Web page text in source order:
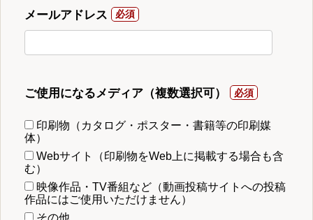
メールアドレス
ご使用になるメディア（複数選択可）
印刷物（カタログ・ポスター・書籍等の印刷媒
体）
Webサイト（印刷物をWeb上に掲載する場合も含
む）
映像作品・TV番組など（動画投稿サイトへの投稿
作品にはご使用いただけません）
その他